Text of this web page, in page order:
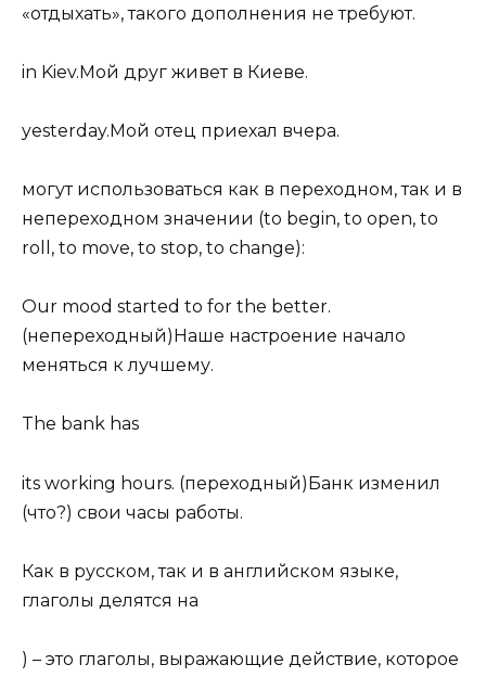
«отдыхать», такого дополнения не требуют.
in Kiev.Мой друг живет в Киеве.
yesterday.Мой отец приехал вчера.
могут использоваться как в переходном, так и в
непереходном значении (to begin, to open, to
roll, to move, to stop, to change):
Our mood started to for the better.
(непереходный)Наше настроение начало
меняться к лучшему.
The bank has
its working hours. (переходный)Банк изменил
(что?) свои часы работы.
Как в русском, так и в английском языке,
глаголы делятся на
) – это глаголы, выражающие действие, которое